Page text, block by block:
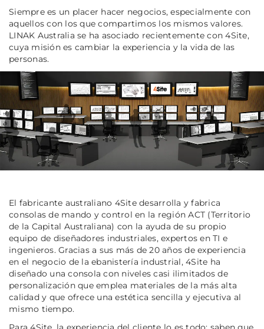
Siempre es un placer hacer negocios, especialmente con
aquellos con los que compartimos los mismos valores.
LINAK Australia se ha asociado recientemente con 4Site,
cuya misión es cambiar la experiencia y la vida de las
personas.
El fabricante australiano 4Site desarrolla y fabrica
consolas de mando y control en la región ACT (Territorio
de la Capital Australiana) con la ayuda de su propio
equipo de diseñadores industriales, expertos en TI e
ingenieros. Gracias a sus más de 20 años de experiencia
en el negocio de la ebanistería industrial, 4Site ha
diseñado una consola con niveles casi ilimitados de
personalización que emplea materiales de la más alta
calidad y que ofrece una estética sencilla y ejecutiva al
mismo tiempo.